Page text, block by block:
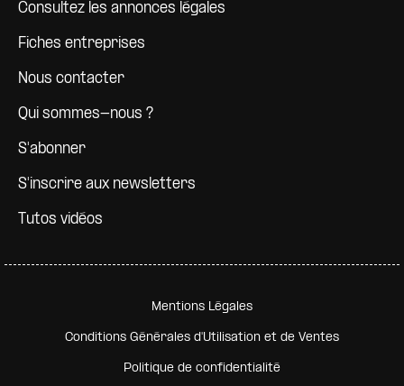
Consultez les annonces légales
Fiches entreprises
Nous contacter
Qui sommes-nous ?
S'abonner
S'inscrire aux newsletters
Tutos vidéos
Pied de page secondaire
Mentions Légales
Conditions Générales d'Utilisation et de Ventes
Politique de confidentialité